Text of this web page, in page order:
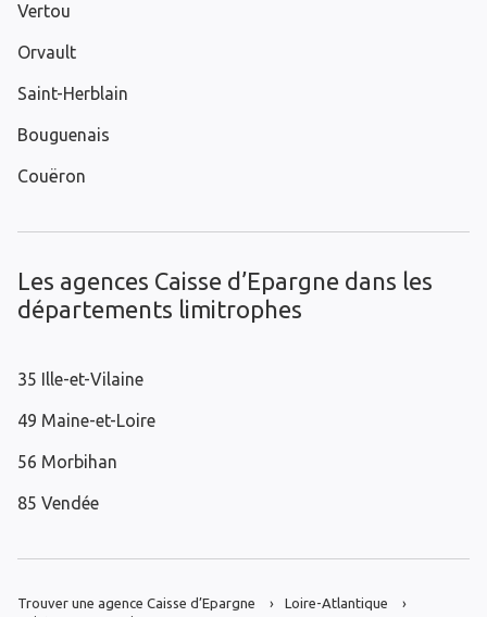
Vertou
Orvault
Saint-Herblain
Bouguenais
Couëron
Les agences Caisse d’Epargne dans les
départements limitrophes
35 Ille-et-Vilaine
49 Maine-et-Loire
56 Morbihan
85 Vendée
Trouver une agence Caisse d’Epargne
Loire-Atlantique